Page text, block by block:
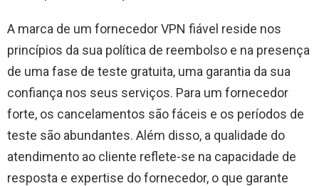
A marca de um fornecedor VPN fiável reside nos
princípios da sua política de reembolso e na presença
de uma fase de teste gratuita, uma garantia da sua
confiança nos seus serviços. Para um fornecedor
forte, os cancelamentos são fáceis e os períodos de
teste são abundantes. Além disso, a qualidade do
atendimento ao cliente reflete-se na capacidade de
resposta e expertise do fornecedor, o que garante